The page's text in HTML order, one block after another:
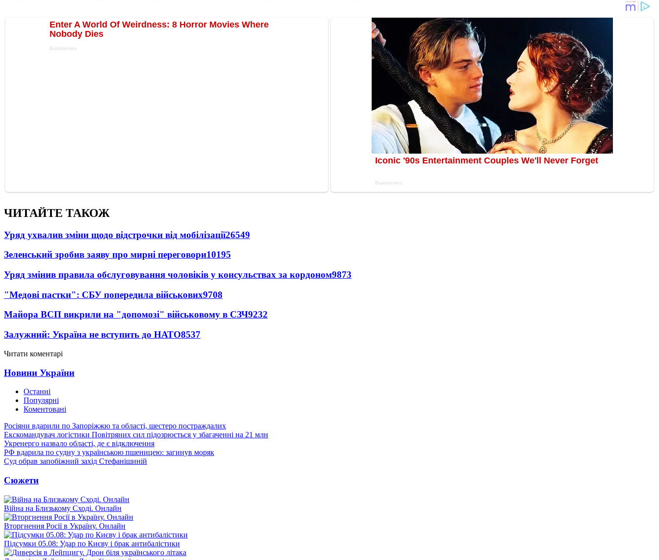
ЧИТАЙТЕ ТАКОЖ
Уряд ухвалив зміни щодо відстрочки від мобілізації26549
Зеленський зробив заяву про мирні переговори10195
Уряд змінив правила обслуговування чоловіків у консульствах за кордоном9873
"Медові пастки": СБУ попередила військових9708
Майора ВСП викрили на "допомозі" військовому в СЗЧ9232
Залужний: Україна не вступить до НАТО8537
Читати коментарі
Новини України
Останні
Популярні
Коментовані
Росіяни вдарили по Запоріжжю та області, шестеро постраждалих
Екскомандувач логістики Повітряних сил підозрюється у збагаченні на 21 млн
Укренерго назвало області, де є відключення
РФ вдарила по судну з українською пшеницею: загинув моряк
Суд обрав запобіжний захід Стефанішиній
Сюжети
Війна на Близькому Сході. Онлайн
Вторгнення Росії в Україну. Онлайн
Підсумки 05.08: Удар по Києву і брак антибалістики